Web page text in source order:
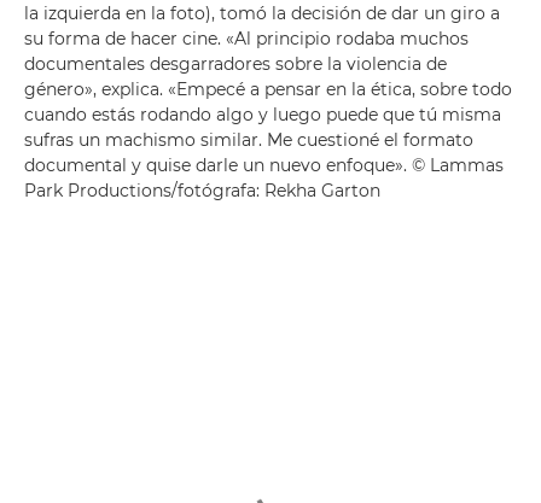
la izquierda en la foto), tomó la decisión de dar un giro a
su forma de hacer cine. «Al principio rodaba muchos
documentales desgarradores sobre la violencia de
género», explica. «Empecé a pensar en la ética, sobre todo
cuando estás rodando algo y luego puede que tú misma
sufras un machismo similar. Me cuestioné el formato
documental y quise darle un nuevo enfoque». © Lammas
Park Productions/fotógrafa: Rekha Garton